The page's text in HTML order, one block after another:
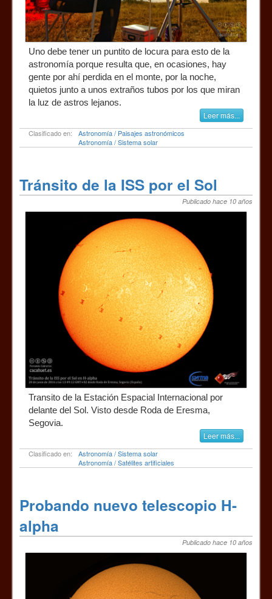
Uno debe tener un puntito de locura para esto de la
astronomía porque resulta que, en ocasiones, hay
gente por ahí perdida en el monte, por la noche,
quietos junto a unos extraños tubos por los que miran
la luz de astros lejanos.
Leer más...
Clasificado en:
Astronomía / Paisajes astronómicos
Astronomía / Sistema solar
Tránsito de la ISS por el Sol
Publicado hace 10 años
Transito de la Estación Espacial Internacional por
delante del Sol. Visto desde Roda de Eresma,
Segovia.
Leer más...
Clasificado en:
Astronomía / Sistema solar
Astronomía / Satélites artificiales
Probando nuevo telescopio H-
alpha
Publicado hace 10 años